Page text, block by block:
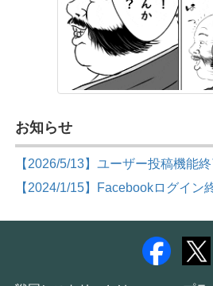
お知らせ
【2026/5/13】ユーザー投稿機能
【2024/1/15】Facebookログイン